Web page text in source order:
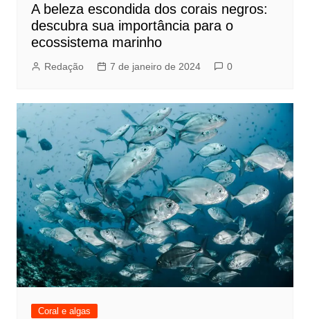
A beleza escondida dos corais negros:
descubra sua importância para o
ecossistema marinho
Redação 7 de janeiro de 2024 0
Coral e algas